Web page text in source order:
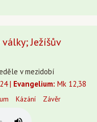
Ježíšův
v mezidobí
| Evangelium: Mk 12,38
Kázání Závěr